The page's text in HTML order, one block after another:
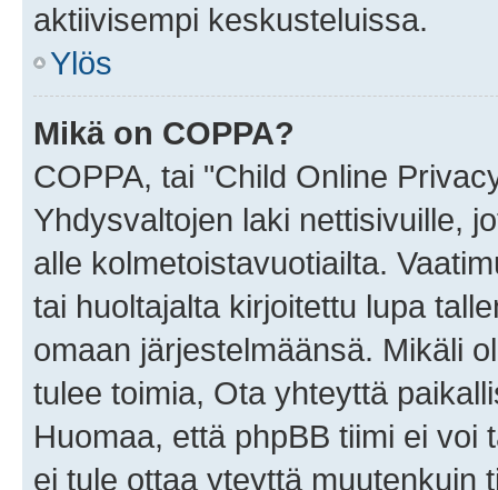
aktiivisempi keskusteluissa.
Ylös
Mikä on COPPA?
COPPA, tai "Child Online
Yhdysvaltojen laki nettisivuille,
alle kolmetoistavuotiailta.
tai huoltajalta kirjoitettu lupa
omaan järjestelmäänsä. Mikäli
tulee toimia, Ota yhteyttä
Huomaa, että phpBB tiimi ei
ei tule ottaa yteyttä muutenkuin